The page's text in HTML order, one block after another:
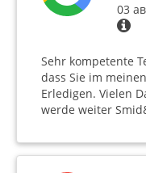
03
Sehr kompetente
dass Sie im
Erledigen. Vielen
werde weiter